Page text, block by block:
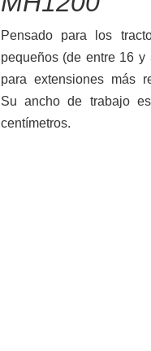
Forestal
Pensado para los
pequeños (de entre 16 y
para extensiones más
Su ancho de trabajo
centímetros.